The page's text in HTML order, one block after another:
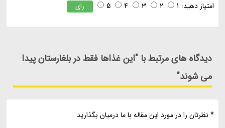
امتیاز دهید: 1
2
3
4
5 رای
دیدگاه های مرتبط با "این غذاها فقط در بلغارستان پیدا
می شوند"
* نظرتان را در مورد این مقاله با ما درمیان بگذارید